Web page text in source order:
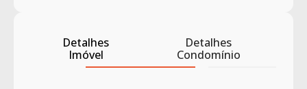
Detalhes
Imóvel
Detalhes
Condomínio